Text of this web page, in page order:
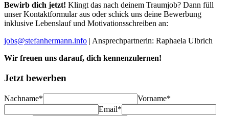
Bewirb dich jetzt! Klingt das nach deinem Traumjob? Dann füll
unser Kontaktformular aus oder schick uns deine Bewerbung
inklusive Lebenslauf und Motivationsschreiben an:
jobs@stefanhermann.info | Ansprechpartnerin: Raphaela Ulbrich
Wir freuen uns darauf, dich kennenzulernen!
Jetzt bewerben
Nachname*
Vorname*
Email*